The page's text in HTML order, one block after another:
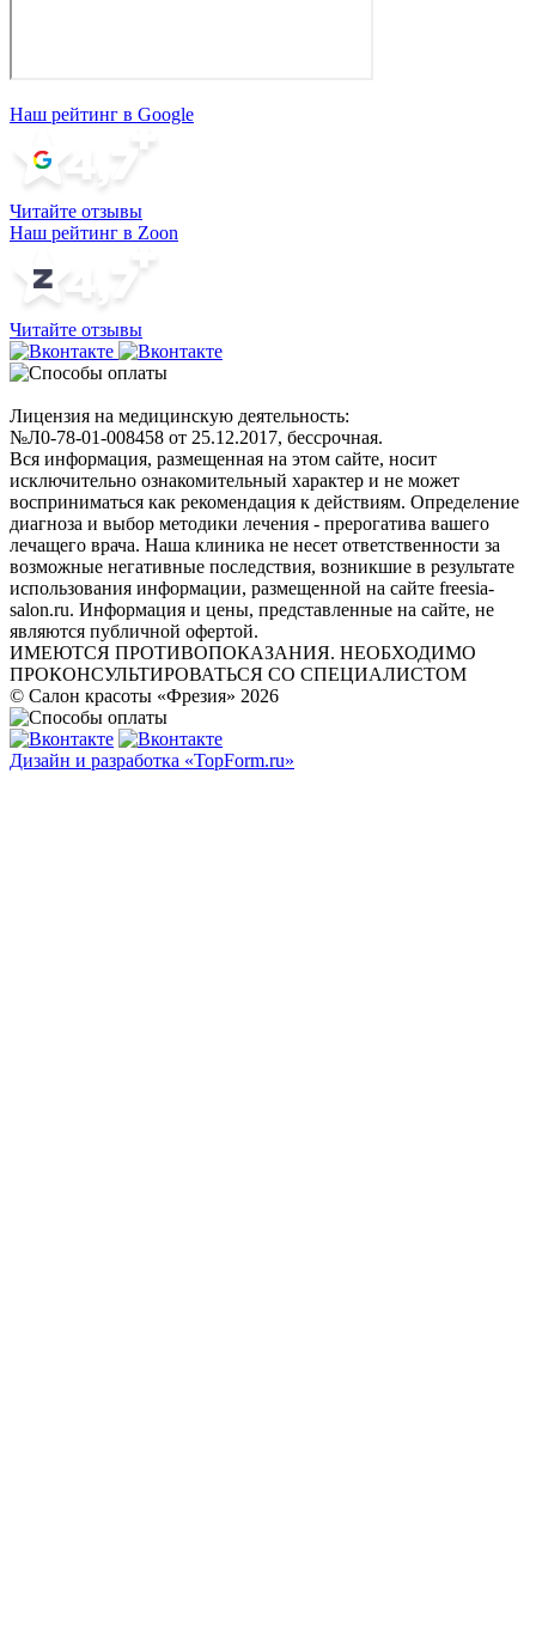
Наш рейтинг в Google
Читайте отзывы
Наш рейтинг в Zoon
Читайте отзывы
Лицензия на медицинскую деятельность:
№Л0-78-01-008458 от 25.12.2017, бессрочная.
Вся информация, размещенная на этом сайте, носит
исключительно ознакомительный характер и не может
восприниматься как рекомендация к действиям. Определение
диагноза и выбор методики лечения - прерогатива вашего
лечащего врача. Наша клиника не несет ответственности за
возможные негативные последствия, возникшие в результате
использования информации, размещенной на сайте freesia-
salon.ru. Информация и цены, представленные на сайте, не
являются публичной офертой.
ИМЕЮТСЯ ПРОТИВОПОКАЗАНИЯ. НЕОБХОДИМО
ПРОКОНСУЛЬТИРОВАТЬСЯ СО СПЕЦИАЛИСТОМ
© Салон красоты «Фрезия» 2026
Дизайн и разработка «TopForm.ru»